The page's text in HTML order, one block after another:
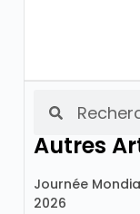
Autres
Journée
2026